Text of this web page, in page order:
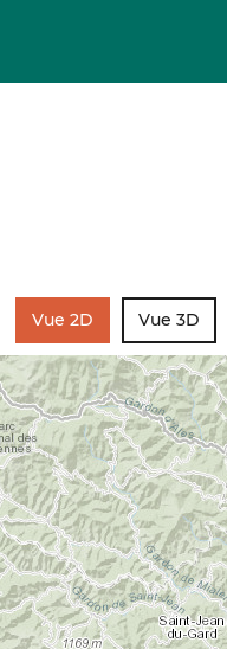
Vue 2D Vue 3D